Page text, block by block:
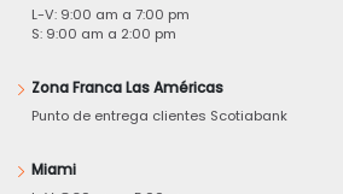
L-V: 9:00 am a 7:00 pm
S: 9:00 am a 2:00 pm
Zona Franca Las Américas
Punto de entrega clientes Scotiabank
Miami